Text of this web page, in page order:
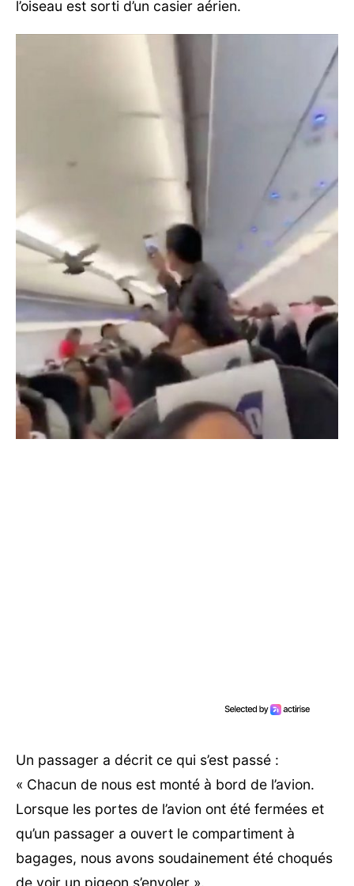
l’oiseau est sorti d’un casier aérien.
Un passager a décrit ce qui s’est passé :
« Chacun de nous est monté à bord de l’avion.
Lorsque les portes de l’avion ont été fermées et
qu’un passager a ouvert le compartiment à
bagages, nous avons soudainement été choqués
de voir un pigeon s’envoler ».